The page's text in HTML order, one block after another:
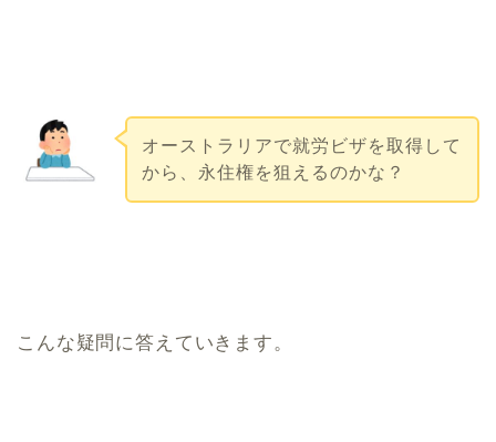
オーストラリアで就労ビザを取得して
から、永住権を狙えるのかな？
こんな疑問に答えていきます。